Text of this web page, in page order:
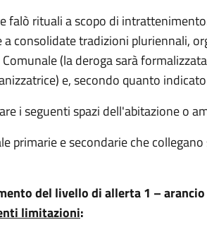
falò rituali a scopo di
consolidate tradizioni pluriennali,
(la deroga sarà
e, secondo quanto
i seguenti spazi dell'abitazione o
primarie e secondarie che
del livello di allerta 1 –
limitazioni: